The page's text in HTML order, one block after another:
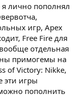
лично пополнял
игр, Apex
Free Fire для
отдельная
примогемы на
of Victory: Nikke,
эти игры
пополнить